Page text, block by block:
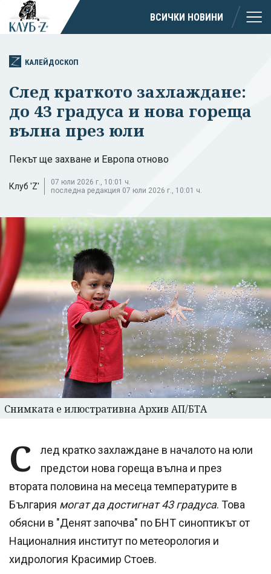
ВСИЧКИ НОВИНИ
КАЛЕЙДОСКОП
След краткото захлаждане:
до 43 градуса и нова гореща
вълна през юли
Пекът ще захване и Европа отново
Клуб 'Z'
07 юли 2026 г., 10:01 ч.
последна редакция 07 юли 2026 г., 10:01 ч.
Снимката е илюстративна Архив АП/БТА
С
лед кратко захлаждане в началото на юли
предстои нова гореща вълна и през
втората половина на месеца температурите в
България могат да достигнат 43 градуса. Това
обясни в "Денят започва" по БНТ синоптикът от
Националния институт по метеорология и
хидрология Красимир Стоев.